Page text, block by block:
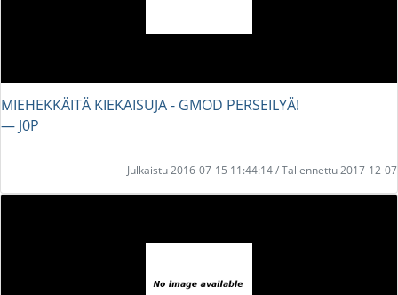
MIEHEKKÄITÄ KIEKAISUJA - GMOD PERSEILYÄ!
― J0P
Julkaistu 2016-07-15 11:44:14 / Tallennettu 2017-12-07